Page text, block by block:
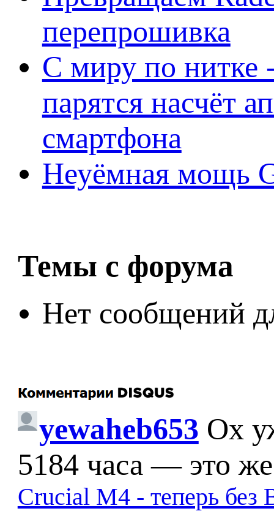
перепрошивка
С миру по нитке
парятся насчёт
смартфона
Неуёмная мощь
Темы с форума
Нет сообщений
yewaheb653 Ох
5184 часа — это
Crucial M4 - теперь без